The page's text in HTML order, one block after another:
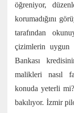
öğreniyor,
korumadığını
tarafından
çizimlerin uygun
Bankası
malikleri nasıl
konuda yeterli
bakılıyor. İzmir